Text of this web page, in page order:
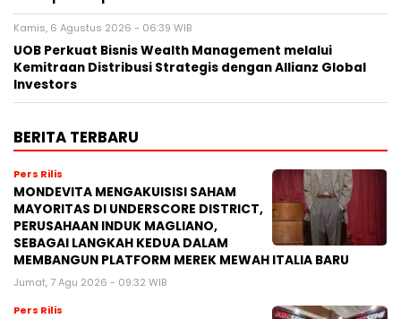
Kamis, 6 Agustus 2026 - 06:39 WIB
UOB Perkuat Bisnis Wealth Management melalui
Kemitraan Distribusi Strategis dengan Allianz Global
Investors
BERITA TERBARU
Pers Rilis
MONDEVITA MENGAKUISISI SAHAM
MAYORITAS DI UNDERSCORE DISTRICT,
PERUSAHAAN INDUK MAGLIANO,
SEBAGAI LANGKAH KEDUA DALAM
MEMBANGUN PLATFORM MEREK MEWAH ITALIA BARU
Jumat, 7 Agu 2026 - 09:32 WIB
Pers Rilis